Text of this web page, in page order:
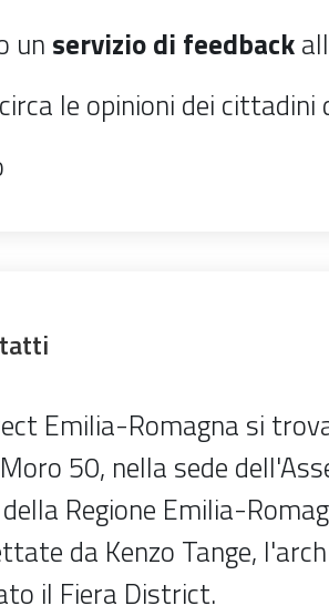
un servizio di feedback
le opinioni dei
Emilia-Romagna si
50, nella sede
Regione Emilia-
da Kenzo Tange,
il Fiera District.